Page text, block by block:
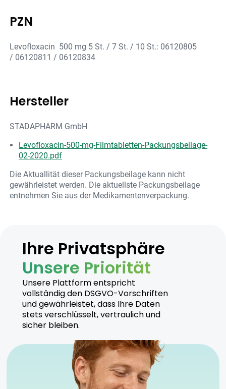
PZN
Levofloxacin 500 mg 5 St. / 7 St. / 10 St.: 06120805
/ 06120811 / 06120834
Hersteller
STADAPHARM GmbH
Levofloxacin-500-mg-Filmtabletten-Packungsbeilage-
02-2020.pdf
Die Aktuallität dieser Packungsbeilage kann nicht
gewährleistet werden. Die aktuellste Packungsbeilage
entnehmen Sie aus der Medikamentenverpackung.
Ihre Privatsphäre
Unsere Priorität
Unsere Plattform entspricht
vollständig den DSGVO-Vorschriften
und gewährleistet, dass Ihre Daten
stets verschlüsselt, vertraulich und
sicher bleiben.